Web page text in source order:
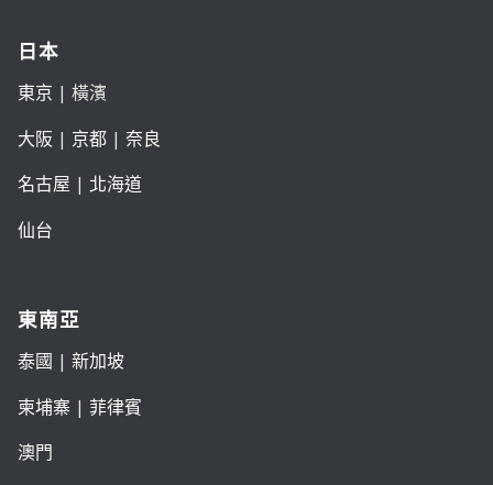
日本
東京 | 橫濱
大阪 | 京都| 奈良
名古屋| 北海道
仙台
東南亞
泰國 | 新加坡
柬埔寨 | 菲律賓
澳門